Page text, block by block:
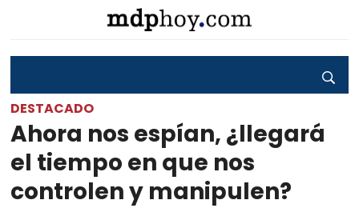
DESTACADO
Ahora nos espían, ¿llegará
el tiempo en que nos
controlen y manipulen?